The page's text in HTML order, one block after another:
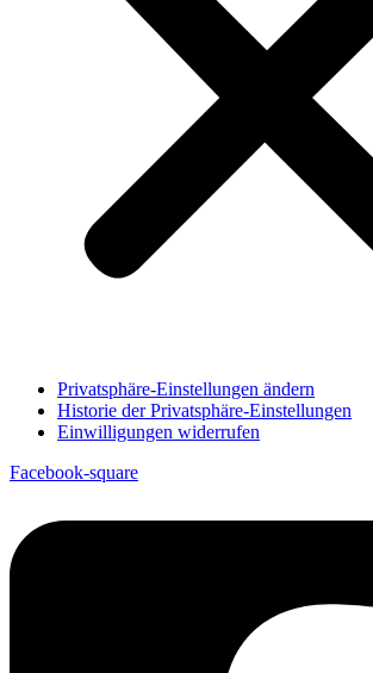
Privatsphäre-Einstellungen ändern
Historie der Privatsphäre-Einstellungen
Einwilligungen widerrufen
Facebook-square